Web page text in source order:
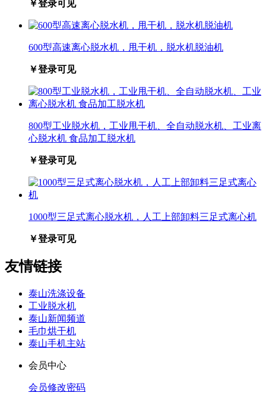
￥登录可见
600型高速离心脱水机，甩干机，脱水机脱油机
￥登录可见
800型工业脱水机，工业甩干机、全自动脱水机、工业离
心脱水机 食品加工脱水机
￥登录可见
1000型三足式离心脱水机，人工上部卸料三足式离心机
￥登录可见
友情链接
泰山洗涤设备
工业脱水机
泰山新闻频道
毛巾烘干机
泰山手机主站
会员中心
会员修改密码